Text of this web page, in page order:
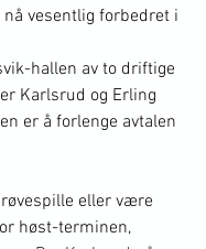
vesentlig forbedret i
hallen av to driftige
Karlsrud og Erling
er å forlenge avtalen
eller være
høst-terminen,